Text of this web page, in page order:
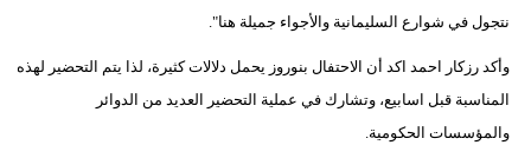
نتجول في شوارع السليمانية والأجواء جميلة هنا".
وأكد رزكار احمد اكد أن الاحتفال بنوروز يحمل دلالات كثيرة، لذا يتم التحضير لهذه
المناسبة قبل اسابيع، وتشارك في عملية التحضير العديد من الدوائر
والمؤسسات الحكومية.